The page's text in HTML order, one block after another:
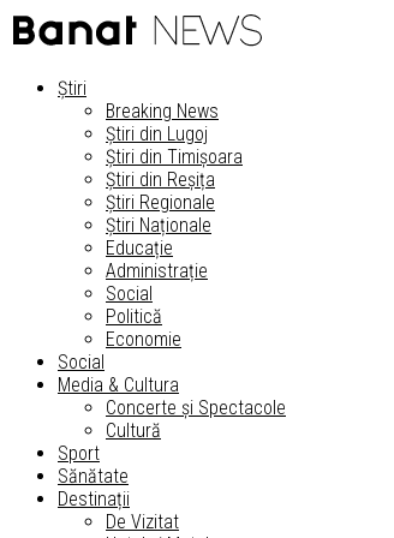
Știri
Breaking News
Știri din Lugoj
Știri din Timișoara
Știri din Reșița
Știri Regionale
Știri Naționale
Educație
Administrație
Social
Politică
Economie
Social
Media & Cultura
Concerte și Spectacole
Cultură
Sport
Sănătate
Destinații
De Vizitat